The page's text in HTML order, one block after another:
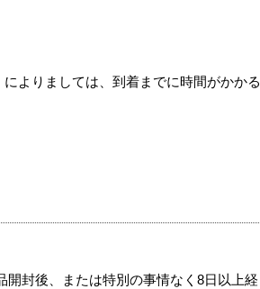
よりましては、到着までに時間がかかる
封後、または特別の事情なく8日以上経